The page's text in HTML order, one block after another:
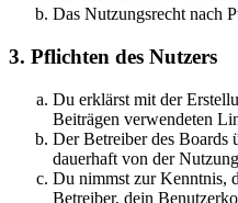
Das Nutzungsrecht nach
3. Pflichten des Nutzers
Du erklärst mit der
Beiträgen verwendeten
Der Betreiber des Boards
dauerhaft von der
Du nimmst zur Kenntnis,
Betreiber, dein